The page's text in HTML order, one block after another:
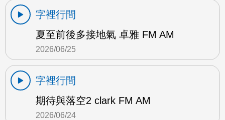
字裡行間
夏至前後多接地氣 卓雅 FM AM
2026/06/25
字裡行間
期待與落空2 clark FM AM
2026/06/24